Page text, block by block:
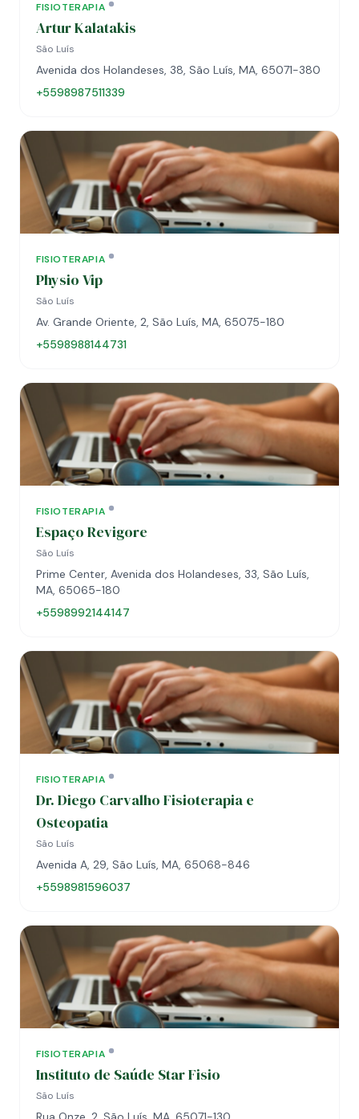
FISIOTERAPIA
Artur Kalatakis
São Luís
Avenida dos Holandeses, 38, São Luís, MA, 65071-380
+5598987511339
FISIOTERAPIA
Physio Vip
São Luís
Av. Grande Oriente, 2, São Luís, MA, 65075-180
+5598988144731
FISIOTERAPIA
Espaço Revigore
São Luís
Prime Center, Avenida dos Holandeses, 33, São Luís,
MA, 65065-180
+5598992144147
FISIOTERAPIA
Dr. Diego Carvalho Fisioterapia e
Osteopatia
São Luís
Avenida A, 29, São Luís, MA, 65068-846
+5598981596037
FISIOTERAPIA
Instituto de Saúde Star Fisio
São Luís